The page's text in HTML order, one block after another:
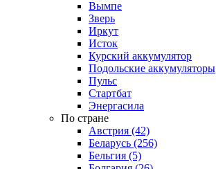
Вымпе
Зверь
Иркут
Исток
Курский аккумулятор
Подольские аккумуляторы
Пульс
Стартбат
Энергасила
По стране
Австрия (42)
Беларусь (256)
Бельгия (5)